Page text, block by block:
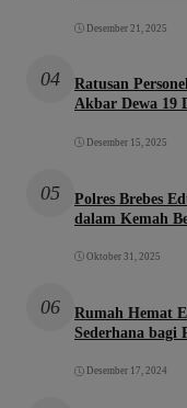
Desember 21, 2025
04
Ratusan
Akbar Dewa 19
Desember 15, 2025
05
Polres Brebes
dalam Kemah
Oktober 31, 2025
06
Rumah Hemat
Sederhana bagi
Desember 17, 2024